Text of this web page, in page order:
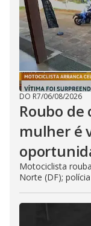
DO R7/06/08/2026
Roubo de
mulher é
Motociclista
Norte (DF);